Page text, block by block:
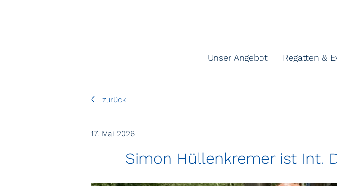
Unser Angebot Regatten &
zurück
17. Mai 2026
Simon Hüllenkremer ist Int.